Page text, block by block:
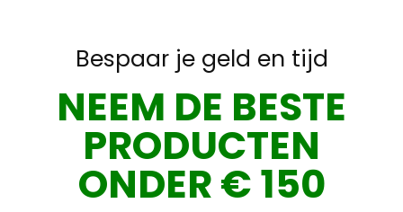
Bespaar je geld en tijd
NEEM DE BESTE
PRODUCTEN
ONDER € 150